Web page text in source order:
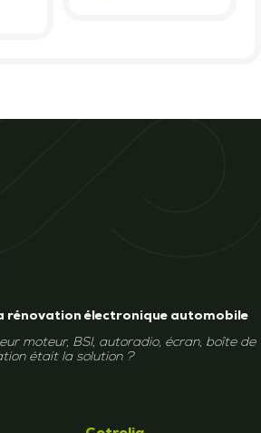
rénovation électronique automobile
moteur, BSI, autoradio, écran, boîte de
était la solution ?